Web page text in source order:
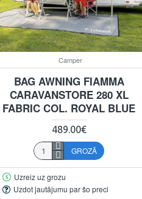
Camper
BAG AWNING FIAMMA
CARAVANSTORE 280 XL
FABRIC COL. ROYAL BLUE
489.00€
GROZĀ
Uzreiz uz grozu
Uzdot jautājumu par šo preci